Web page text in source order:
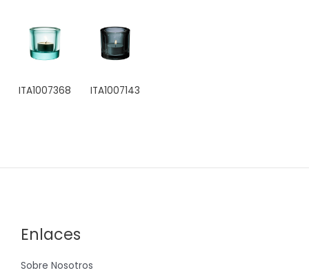
ITA1007368 ITA1007143
Enlaces
Sobre Nosotros